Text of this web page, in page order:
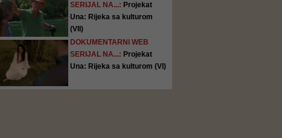
SERIJAL NA...: Projekat
Una: Rijeka sa kulturom
(VII)
DOKUMENTARNI WEB
SERIJAL NA...: Projekat
Una: Rijeka sa kulturom (VI)